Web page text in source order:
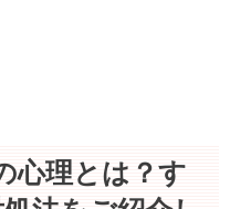
心理とは？す